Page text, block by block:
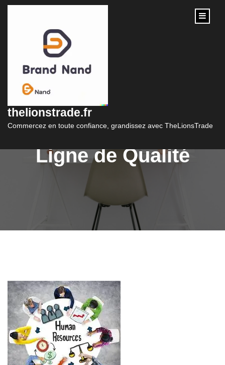
content
thelionstrade.fr
Commercez en toute confiance, grandissez avec TheLionsTrade
Carrière avec une
Formation RH en
Ligne de Qualité